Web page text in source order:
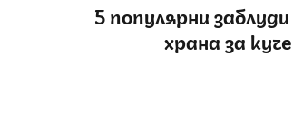
5 популярни
храна за